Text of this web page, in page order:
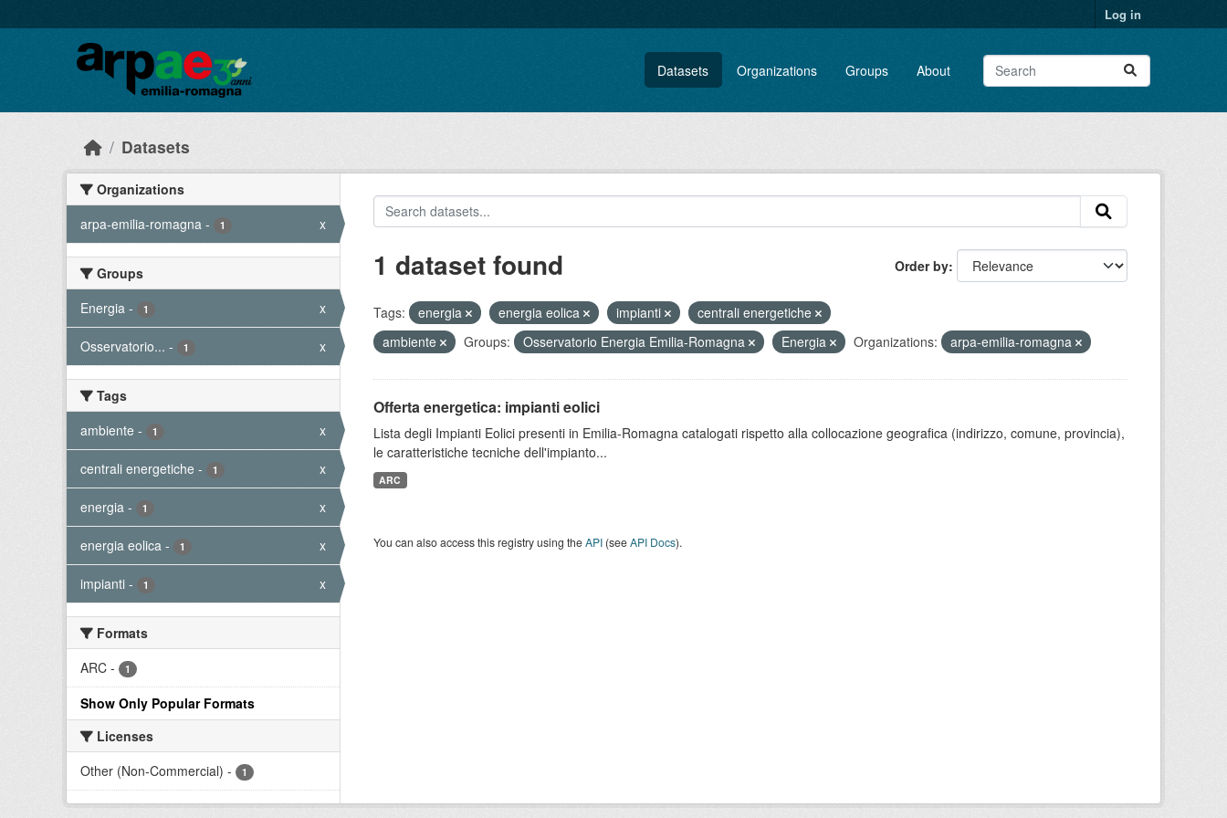
Log in
Datasets Organizations Groups About
Datasets
Organizations
arpa-emilia-romagna - 1 x
Groups
Energia - 1 x
Osservatorio... - 1 x
Tags
ambiente - 1 x
centrali energetiche - 1 x
energia - 1 x
energia eolica - 1 x
impianti - 1 x
Formats
ARC - 1
Show Only Popular Formats
Licenses
Other (Non-Commercial) - 1
Order by
1 dataset found
Tags: energia energia eolica impianti
centrali energetiche
ambiente
Groups: Osservatorio Energia Emilia-Romagna Energia Organizations: arpa-emilia-romagna
Offerta energetica: impianti eolici
Lista degli Impianti Eolici presenti in Emilia-Romagna catalogati rispetto alla collocazione geografica (indirizzo, comune, provincia),
le caratteristiche tecniche dell'impianto...
ARC
You can also access this registry using theAPI(seeAPI Docs).